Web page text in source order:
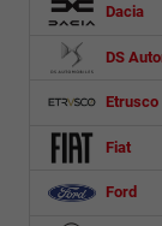
Dacia
DS
Etrusco
Fiat
Ford